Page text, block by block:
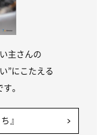
主さんの
”にこたえる
。
』